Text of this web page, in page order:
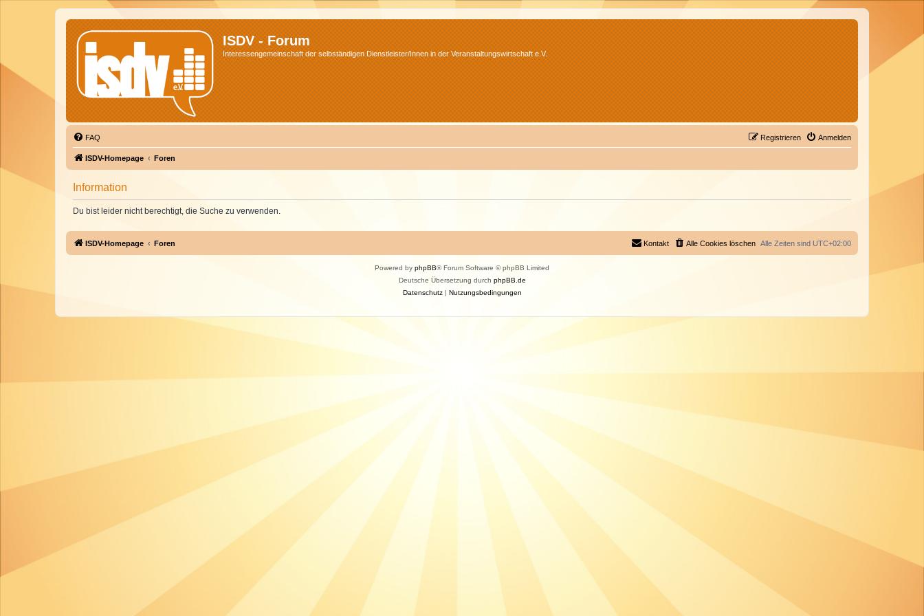
ISDV - Forum
Interessengemeinschaft der selbständigen Dienstleister/Innen in der Veranstaltungswirtschaft e.V.
FAQ Anmelden
Registrieren
ISDV-Homepage Foren
Information
Du bist leider nicht berechtigt, die Suche zu verwenden.
ISDV-Homepage Foren Alle Zeiten sind UTC+02:00
Alle Cookies löschen
Kontakt
Powered by phpBB® Forum Software © phpBB Limited
Deutsche Übersetzung durch phpBB.de
Datenschutz| Nutzungsbedingungen